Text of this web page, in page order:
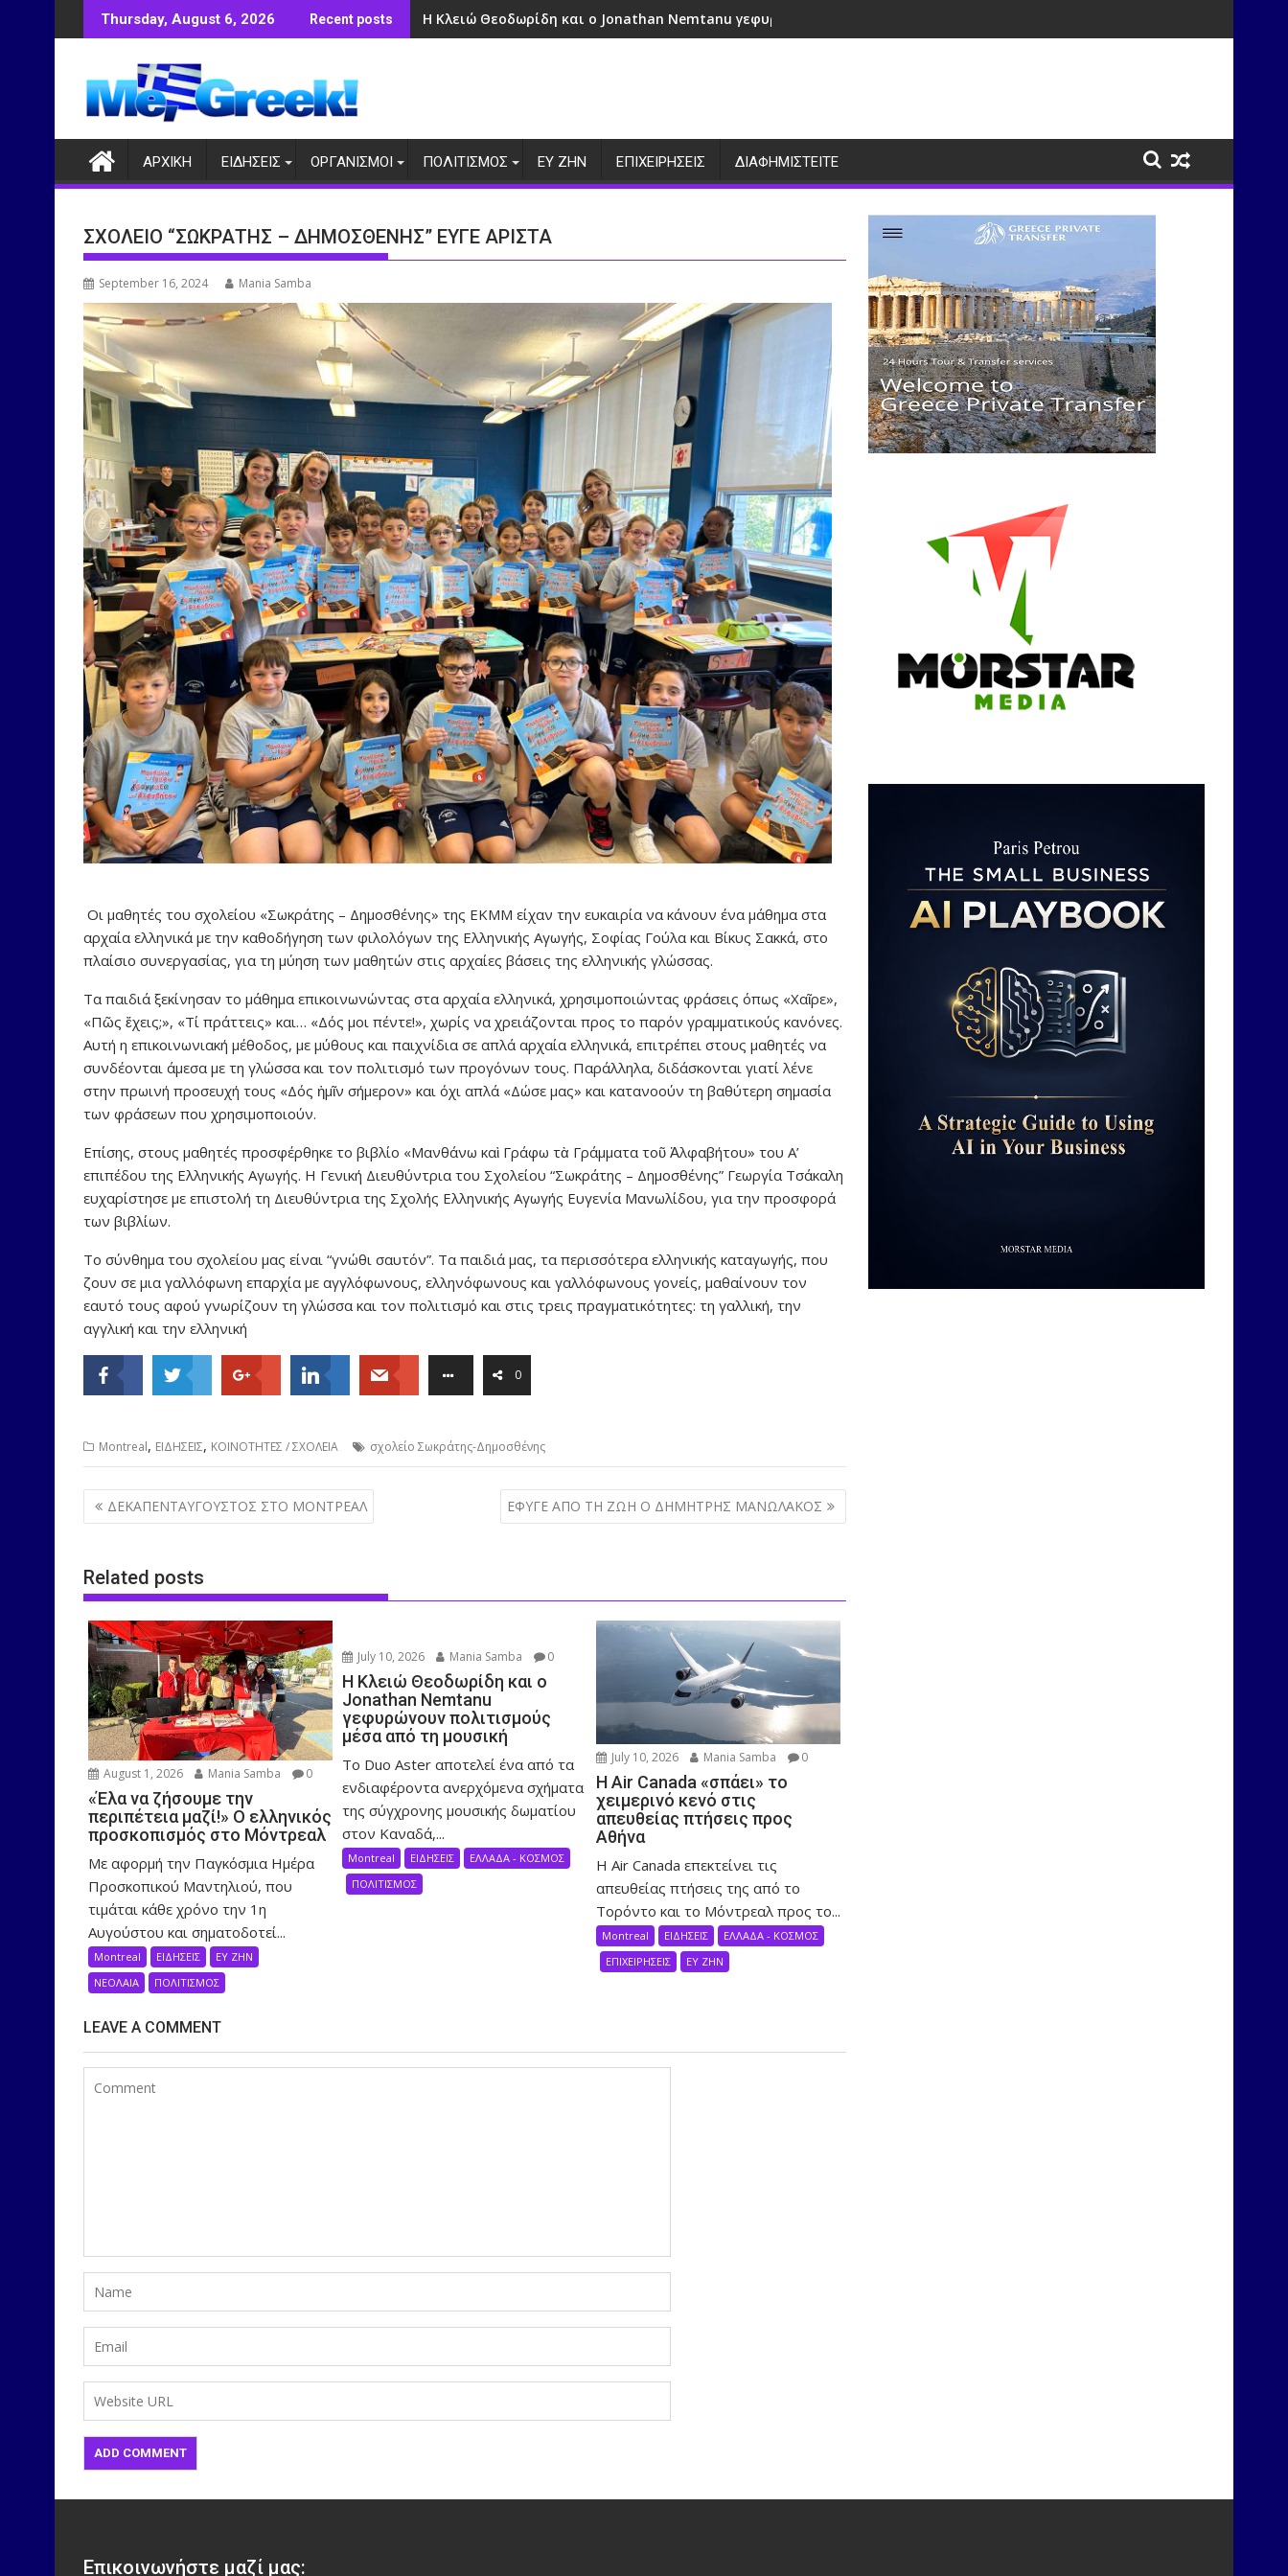
to
Thursday, August 6, 2026 Recent posts Η Κλειώ Θεοδωρίδη και ο Jonathan Nemtanu γεφυρώνουν πολιτισμούς μέσα από τη μουσική
ΑΡΧΙΚΗ ΕΙΔΗΣΕΙΣ ΟΡΓΑΝΙΣΜΟΙ ΠΟΛΙΤΙΣΜΟΣ ΕΥ ΖΗΝ ΕΠΙΧΕΙΡΗΣΕΙΣ ΔΙΑΦΗΜΙΣΤΕΙΤΕ
ΣΧΟΛΕΙΟ “ΣΩΚΡΑΤΗΣ – ΔΗΜΟΣΘΕΝΗΣ” ΕΥΓΕ ΑΡΙΣΤΑ
September 16, 2024 Mania Samba
Οι μαθητές του σχολείου «Σωκράτης – Δημοσθένης» της ΕΚΜΜ είχαν την ευκαιρία να κάνουν ένα μάθημα στα
αρχαία ελληνικά με την καθοδήγηση των φιλολόγων της Ελληνικής Αγωγής, Σοφίας Γούλα και Βίκυς Σακκά, στο
πλαίσιο συνεργασίας, για τη μύηση των μαθητών στις αρχαίες βάσεις της ελληνικής γλώσσας.
Τα παιδιά ξεκίνησαν το μάθημα επικοινωνώντας στα αρχαία ελληνικά, χρησιμοποιώντας φράσεις όπως «Χαῖρε»,
«Πῶς ἔχεις;», «Τί πράττεις» και… «Δός μοι πέντε!», χωρίς να χρειάζονται προς το παρόν γραμματικούς κανόνες.
Αυτή η επικοινωνιακή μέθοδος, με μύθους και παιχνίδια σε απλά αρχαία ελληνικά, επιτρέπει στους μαθητές να
συνδέονται άμεσα με τη γλώσσα και τον πολιτισμό των προγόνων τους. Παράλληλα, διδάσκονται γιατί λένε
στην πρωινή προσευχή τους «Δός ἡμῖν σήμερον» και όχι απλά «Δώσε μας» και κατανοούν τη βαθύτερη σημασία
των φράσεων που χρησιμοποιούν.
Επίσης, στους μαθητές προσφέρθηκε το βιβλίο «Μανθάνω καὶ Γράφω τὰ Γράμματα τοῦ Ἀλφαβήτου» του Α’
επιπέδου της Ελληνικής Αγωγής. Η Γενική Διευθύντρια του Σχολείου “Σωκράτης – Δημοσθένης” Γεωργία Τσάκαλη
ευχαρίστησε με επιστολή τη Διευθύντρια της Σχολής Ελληνικής Αγωγής Ευγενία Μανωλίδου, για την προσφορά
των βιβλίων.
Το σύνθημα του σχολείου μας είναι “γνώθι σαυτόν”. Τα παιδιά μας, τα περισσότερα ελληνικής καταγωγής, που
ζουν σε μια γαλλόφωνη επαρχία με αγγλόφωνους, ελληνόφωνους και γαλλόφωνους γονείς, μαθαίνουν τον
εαυτό τους αφού γνωρίζουν τη γλώσσα και τον πολιτισμό και στις τρεις πραγματικότητες: τη γαλλική, την
αγγλική και την ελληνική
0
Montreal, ΕΙΔΗΣΕΙΣ, ΚΟΙΝΟΤΗΤΕΣ / ΣΧΟΛΕΙΑ σχολείο Σωκράτης-Δημοσθένης
Post
navigation
ΔΕΚΑΠΕΝΤΑΥΓΟΥΣΤΟΣ ΣΤΟ ΜΟΝΤΡΕΑΛ ΕΦΥΓΕ ΑΠΟ ΤΗ ΖΩΗ Ο ΔΗΜΗΤΡΗΣ ΜΑΝΩΛΑΚΟΣ
Related posts
August 1, 2026 Mania Samba 0
«Έλα να ζήσουμε την
περιπέτεια μαζί!» Ο ελληνικός
προσκοπισμός στο Μόντρεαλ
Με αφορμή την Παγκόσμια Ημέρα
Προσκοπικού Μαντηλιού, που
τιμάται κάθε χρόνο την 1η
Αυγούστου και σηματοδοτεί...
Montreal ΕΙΔΗΣΕΙΣ
ΕΥ ΖΗΝ
ΝΕΟΛΑΙΑ
ΠΟΛΙΤΙΣΜΟΣ
July 10, 2026 Mania Samba 0
Η Κλειώ Θεοδωρίδη και ο
Jonathan Nemtanu
γεφυρώνουν πολιτισμούς
μέσα από τη μουσική
Το Duo Aster αποτελεί ένα από τα
ενδιαφέροντα ανερχόμενα σχήματα
της σύγχρονης μουσικής δωματίου
στον Καναδά,...
Montreal ΕΙΔΗΣΕΙΣ
ΕΛΛΑΔΑ - ΚΟΣΜΟΣ
ΠΟΛΙΤΙΣΜΟΣ
July 10, 2026 Mania Samba 0
Η Air Canada «σπάει» το
χειμερινό κενό στις
απευθείας πτήσεις προς
Αθήνα
Η Air Canada επεκτείνει τις
απευθείας πτήσεις της από το
Τορόντο και το Μόντρεαλ προς το...
Montreal ΕΙΔΗΣΕΙΣ
ΕΛΛΑΔΑ - ΚΟΣΜΟΣ
ΕΠΙΧΕΙΡΗΣΕΙΣ
ΕΥ ΖΗΝ
LEAVE A COMMENT
Επικοινωνήστε μαζί μας: